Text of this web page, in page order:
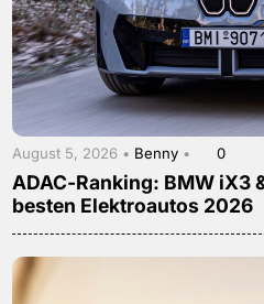
August 5, 2026 • Benny • 0
ADAC-Ranking: BMW iX3
besten Elektroautos 2026